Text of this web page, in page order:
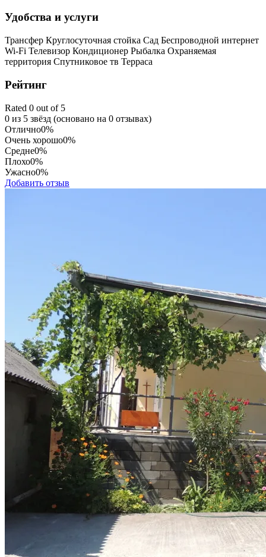
Удобства и услуги
Трансфер Круглосуточная стойка Сад Беспроводной интернет
Wi-Fi Телевизор Кондиционер Рыбалка Охраняемая
территория Спутниковое тв Терраса
Рейтинг
Rated 0 out of 5
0 из 5 звёзд (основано на 0 отзывах)
Отлично0%
Очень хорошо0%
Средне0%
Плохо0%
Ужасно0%
Добавить отзыв